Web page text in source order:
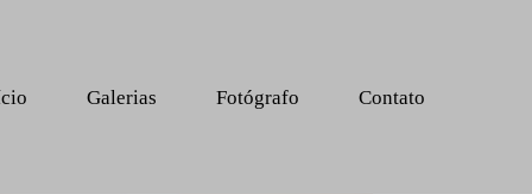
Galerias Fotógrafo Contato